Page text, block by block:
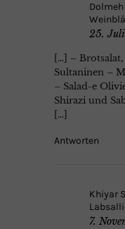
25.
[…] –
Sultaninen –
– Salad-e
Shirazi und
[…]
Antworten
Khiyar
7.